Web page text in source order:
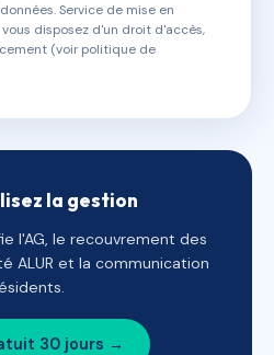
Service de mise en
disposez d'un droit d'accès,
(voir politique de
la gestion
l'AG, le recouvrement des
ALUR et la communication
30 jours →